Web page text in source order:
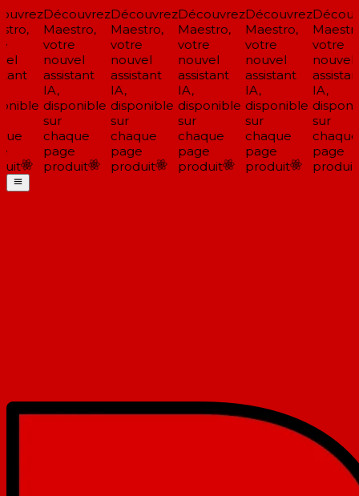
Découvrez
Maestro,
votre
nouvel
assistant
IA,
disponible
sur
chaque
page
produit
Découvrez
Maestro,
votre
nouvel
assistant
IA,
disponible
sur
chaque
page
produit
Découvrez
Maestro,
votre
nouvel
assistant
IA,
disponible
sur
chaque
page
produit
Découvrez
Maestro,
votre
nouvel
assistant
IA,
disponible
sur
chaque
page
produit
votre
nouvel
assistant
IA,
sur
chaque
page
produit